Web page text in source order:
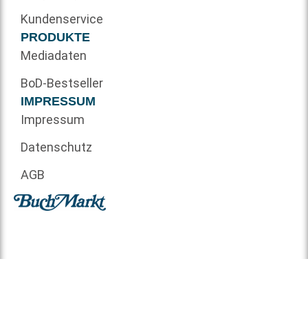
Kundenservice
PRODUKTE
Mediadaten
BoD-Bestseller
IMPRESSUM
Impressum
Datenschutz
AGB